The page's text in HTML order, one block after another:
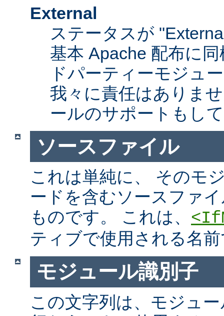
External
ステータスが
基本 Apache 配布に
ドパーティーモジュ
我々に責任はありま
ールのサポートもし
ソースファイル
これは単純に、 そのモ
ードを含むソースファ
ものです。 これは、
ティブで使用される名
モジュール識別子
この文字列は、モジュ